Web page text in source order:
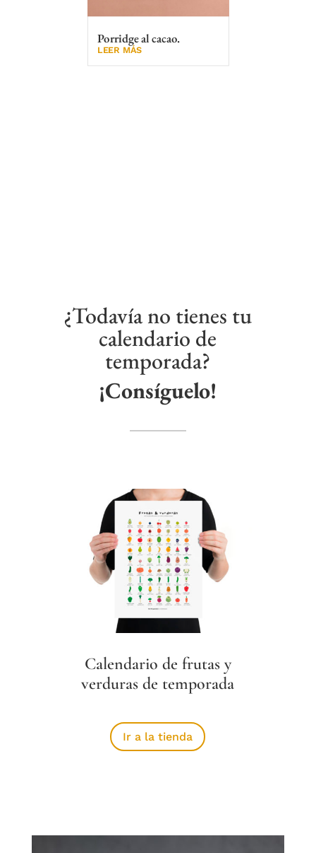
Porridge al cacao.
LEER MÁS
¿Todavía no tienes tu
calendario de
temporada?
¡Consíguelo!
Calendario de frutas y
verduras de temporada
Ir a la tienda